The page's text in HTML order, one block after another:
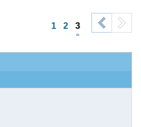
1 2 3